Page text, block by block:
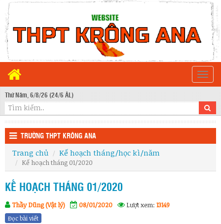
Thứ Năm, 6/8/26 (24/6 ÂL)
TRƯỜNG THPT KRÔNG ANA
Trang chủ Kế hoạch tháng/học kì/năm
Kế hoạch tháng 01/2020
KẾ HOẠCH THÁNG 01/2020
Thầy Dũng (Vật lý) 08/01/2020 Lượt xem: 13149
Đọc bài viết